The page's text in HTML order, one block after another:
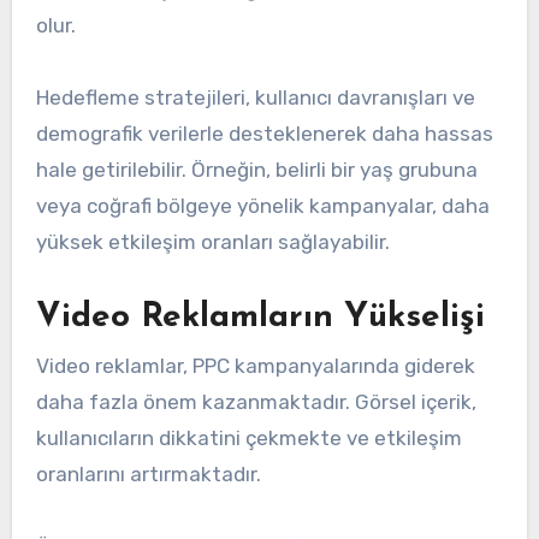
olur.
Hedefleme stratejileri, kullanıcı davranışları ve
demografik verilerle desteklenerek daha hassas
hale getirilebilir. Örneğin, belirli bir yaş grubuna
veya coğrafi bölgeye yönelik kampanyalar, daha
yüksek etkileşim oranları sağlayabilir.
Video Reklamların Yükselişi
Video reklamlar, PPC kampanyalarında giderek
daha fazla önem kazanmaktadır. Görsel içerik,
kullanıcıların dikkatini çekmekte ve etkileşim
oranlarını artırmaktadır.